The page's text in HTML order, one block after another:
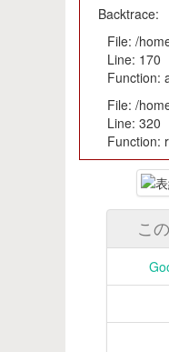
Backtrace:
File: /
Line: 170
Function:
File: /
Line: 320
Function:
こ